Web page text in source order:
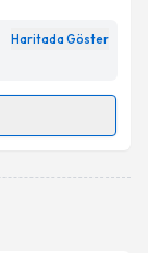
Haritada Göster
için bir